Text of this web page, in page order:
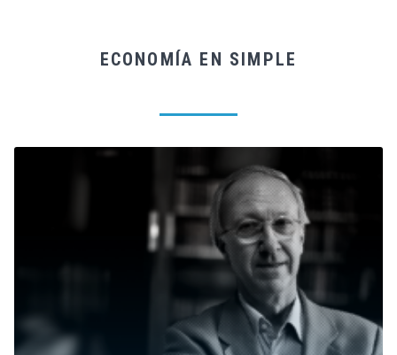
ECONOMÍA EN SIMPLE